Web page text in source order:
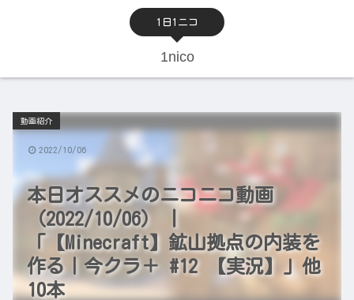
1日1ニコ
1nico
本日オススメのニコニコ動画
（2022/10/06） |
「【Minecraft】鉱山拠点の内装を
作る｜今クラ＋ #12 【実況】」他
10本
動画紹介
2022/10/06